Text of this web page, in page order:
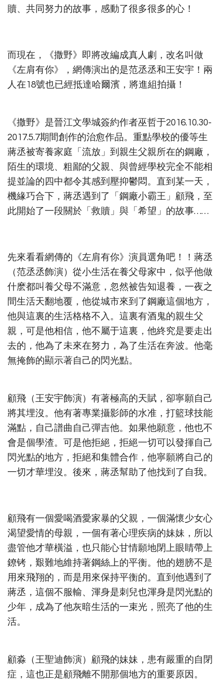
贖、共同努力的故事，感動了很多很多的心！
而現在，《撒野》即將改編成真人劇，改名叫做
《左肩有你》，網傳演出的是范丞丞和王安宇！兩
人在18號也已經抵達哈爾濱，將進組拍攝！
《撒野》是晉江文學城簽約作者巫哲于2016.10.30-
2017.5.7期間創作的治愈作品。重點學校的優等生
蔣丞被寄養家庭「流放」到親生父親所在的鋼廠，
陌生的環境、粗鄙的父親、與曾經學校完全不能相
提並論的四中都令其感到壓抑鬱悶。直到某一天，
機緣巧合下，蔣丞遇到了「鋼廠小霸王」顧飛，至
此開始了一段關於「救贖」與「希望」的故事……
先來看看網傳的《左肩有你》演員選角吧！！蔣丞
（范丞丞飾演）從小生活在養父母家中，似乎他做
什麽都叫養父母不滿意，忽然被告知退養，一夜之
間生活天翻地覆，他從城市來到了鋼廠這個地方，
他與這裏的生活格格不入。這裏有酒鬼的親生父
親，可是他相信，他不屬于這裏，他終究是要走出
去的，他為了未來在努力，為了生活在奔波。他毫
無掩飾的顯示著自己的閃光點。
顧飛（王安宇飾演）有著極高的天賦，卻寧願自己
將其埋沒。他有著專業攝影師的水准，打籃球技能
滿點，自己譜曲自己彈吉他。如果他願意，他也不
會是個學渣。可是他拒絕，拒絕一切可以發揮自己
閃光點的地方，拒絕和集體合作，他寧願將自己的
一切才華埋沒。後來，蔣丞幫助了他找到了自我。
顧飛有一個愛喝酒愛家暴的父親，一個滿懷少女心
渴望愛情的母親，一個有著心理疾病的妹妹，所以
盡管他才華橫溢，也只能心甘情願地閉上眼睛帶上
鐐铐，艱難地維持著鋼絲上的平衡。他的翅膀不是
用來飛翔的，而是用來保持平衡的。直到他遇到了
蔣丞，這個不服輸、渾身是刺兒也渾身是閃光點的
少年，成為了他灰暗生活的一束光，照亮了他的生
活。
顧淼（王聖迪飾演）顧飛的妹妹，患有嚴重的自閉
症，這也正是顧飛離不開那個地方的重要原因。